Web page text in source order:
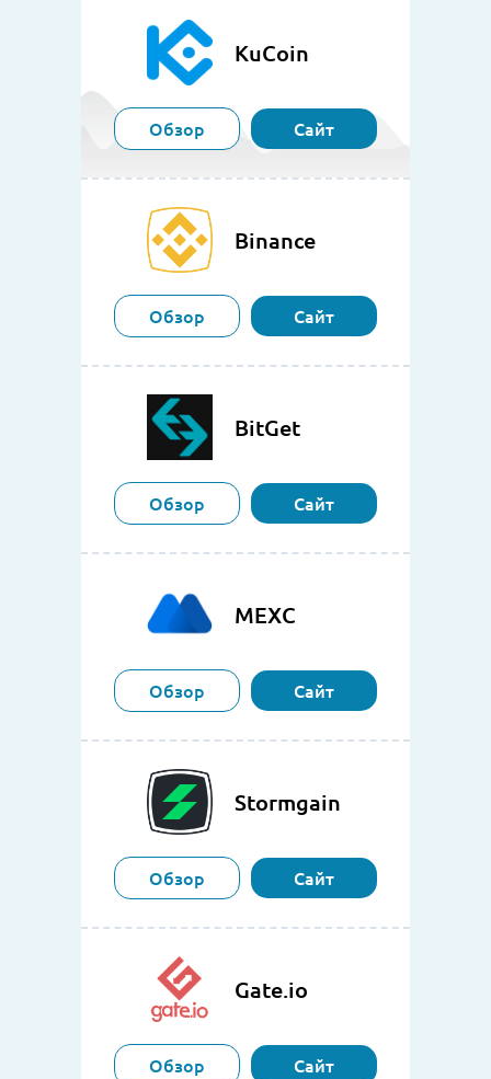
KuCoin
Обзор Сайт
Binance
Обзор Сайт
BitGet
Обзор Сайт
MEXC
Обзор Сайт
Stormgain
Обзор Сайт
Gate.io
Обзор Сайт